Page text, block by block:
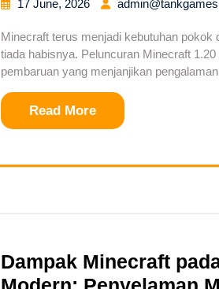
17 June, 2026
Minecraft terus menjadi kebutuhan
tiada habisnya. Peluncuran Minecraft
pembaruan yang menjanjikan
Read More
Dampak Minecraft